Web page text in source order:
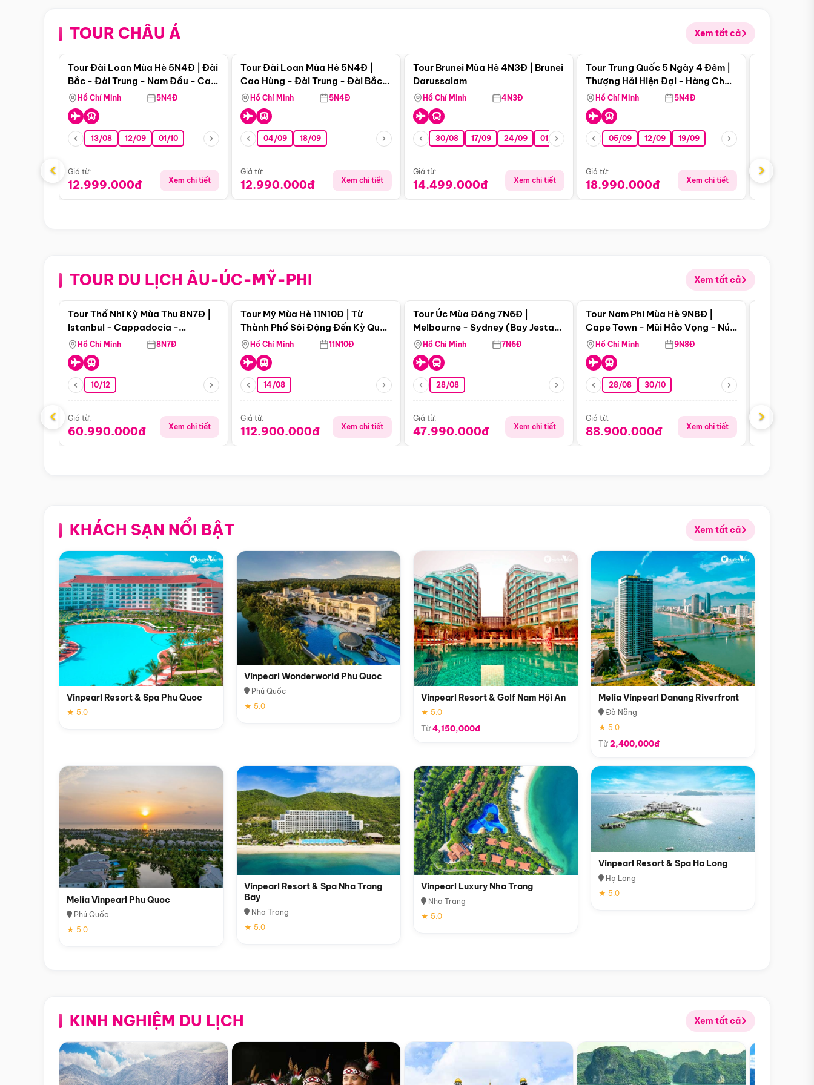
TOUR CHÂU Á Xem tất cả
Điểm nổi bật
Tour Đài Loan Mùa Hè 5N4Đ | Đài
Bắc - Đài Trung - Nam Đầu - Cao
Hùng ( Bay Vn)
Hồ Chí Minh 5N4Đ
13/08 12/09 01/10
Giá từ:
12.999.000đ Xem chi tiết
Tour Đài Loan Mùa Hè 5N4Đ |
Cao Hùng - Đài Trung - Đài Bắc
(Bay Vj)
Hồ Chí Minh 5N4Đ
04/09 18/09
Giá từ:
12.990.000đ Xem chi tiết
Tour Brunei Mùa Hè 4N3Đ | Brunei
Darussalam
Hồ Chí Minh 4N3Đ
30/08 17/09 24/09 01/10 15/10 29/10
Giá từ:
14.499.000đ Xem chi tiết
Điểm nổi bật
Tour Trung Quốc 5 Ngày 4 Đêm |
Thượng Hải Hiện Đại - Hàng Châu
Nên Thơ - Ô Trấn Cổ Kính
Hồ Chí Minh 5N4Đ
05/09 12/09 19/09
Giá từ:
18.990.000đ Xem chi tiết
Giá từ:
‹ ›
TOUR DU LỊCH ÂU-ÚC-MỸ-PHI Xem tất cả
Điểm nổi bật
Tour Thổ Nhĩ Kỳ Mùa Thu 8N7Đ |
Istanbul - Cappadocia -
Pamukkale
Hồ Chí Minh 8N7Đ
10/12
Giá từ:
60.990.000đ Xem chi tiết
Tour Mỹ Mùa Hè 11N10Đ | Từ
Thành Phố Sôi Động Đến Kỳ Quan
Thiên Nhiên Mỹ
Hồ Chí Minh 11N10Đ
14/08
Giá từ:
112.900.000đ Xem chi tiết
Tour Úc Mùa Đông 7N6Đ |
Melbourne - Sydney (Bay Jestar
Airways)
Hồ Chí Minh 7N6Đ
28/08
Giá từ:
47.990.000đ Xem chi tiết
Điểm nổi bật
Tour Nam Phi Mùa Hè 9N8Đ |
Cape Town - Mũi Hảo Vọng - Núi
Bàn - Johannesburg - Pretoria -
Safari - Lodge
Hồ Chí Minh 9N8Đ
28/08 30/10
Giá từ:
88.900.000đ Xem chi tiết
Giá từ:
‹ ›
KHÁCH SẠN NỔI BẬT Xem tất cả
Vinpearl Resort & Spa Phu Quoc
★ 5.0
Vinpearl Wonderworld Phu Quoc
Phú Quốc
★ 5.0
Vinpearl Resort & Golf Nam Hội An
★ 5.0
Từ4,150,000đ
Melia Vinpearl Danang Riverfront
Đà Nẵng
★ 5.0
Từ2,400,000đ
Melia Vinpearl Phu Quoc
Phú Quốc
★ 5.0
Vinpearl Resort & Spa Nha Trang
Bay
Nha Trang
★ 5.0
Vinpearl Luxury Nha Trang
Nha Trang
★ 5.0
Vinpearl Resort & Spa Ha Long
Hạ Long
★ 5.0
KINH NGHIỆM DU LỊCH Xem tất cả